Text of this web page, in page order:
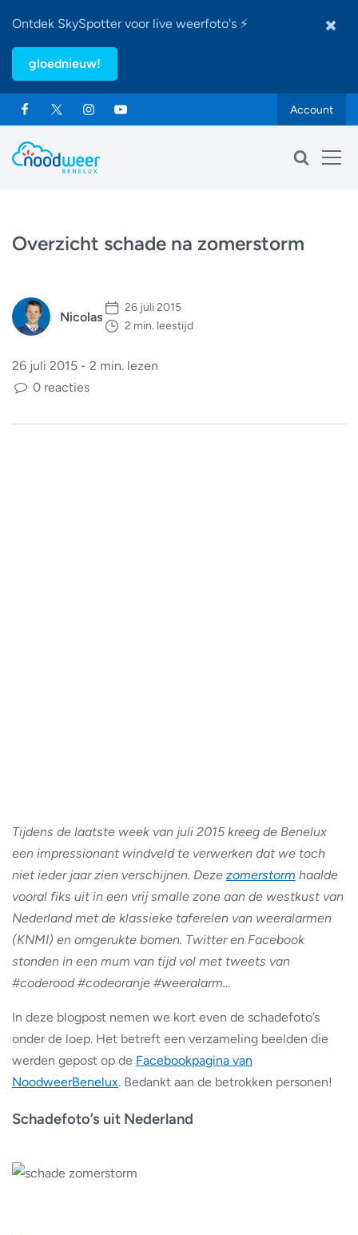
Ontdek SkySpotter voor live weerfoto's ⚡
gloednieuw!
Account
Overzicht schade na zomerstorm
Nicolas
26 juli 2015
2 min. leestijd
26 juli 2015 - 2 min. lezen
0 reacties
Tijdens de laatste week van juli 2015 kreeg de Benelux
een impressionant windveld te verwerken dat we toch
niet ieder jaar zien verschijnen. Deze zomerstorm haalde
vooral fiks uit in een vrij smalle zone aan de westkust van
Nederland met de klassieke taferelen van weeralarmen
(KNMI) en omgerukte bomen. Twitter en Facebook
stonden in een mum van tijd vol met tweets van
#coderood #codeoranje #weeralarm…
In deze blogpost nemen we kort even de schadefoto’s
onder de loep. Het betreft een verzameling beelden die
werden gepost op de Facebookpagina van
NoodweerBenelux. Bedankt aan de betrokken personen!
Schadefoto’s uit Nederland